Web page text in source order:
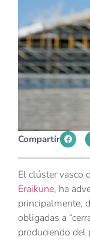
Compartir
El clúster vasco
Eraikune, ha
principalmente,
obligadas a
produciendo del